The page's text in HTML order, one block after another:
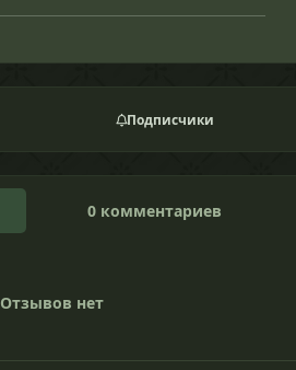
Подписчики
0 комментариев
Отзывов нет